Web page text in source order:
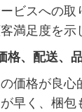
ビスへの取
満足度を示
格、配送、
価格が良心
早く、梱包